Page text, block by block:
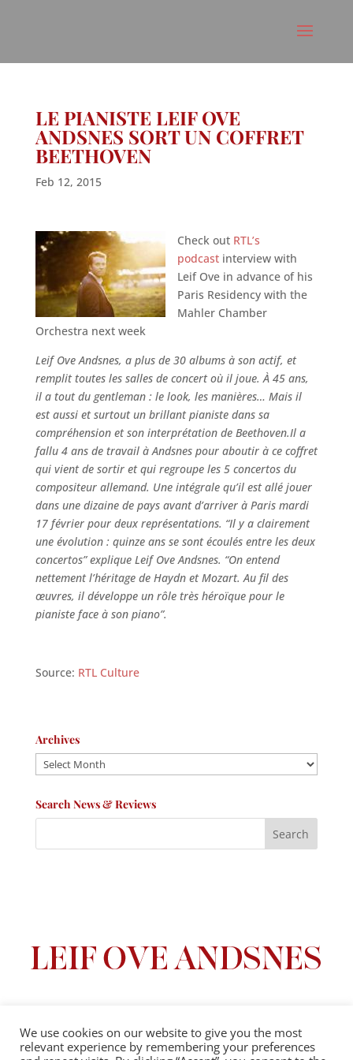
LE PIANISTE LEIF OVE
ANDSNES SORT UN COFFRET
BEETHOVEN
Feb 12, 2015
Check out RTL’s
podcastinterview with
Leif Ove in advance of his
Paris Residency with the
Mahler Chamber
Orchestra next week
Leif Ove Andsnes, a plus de 30 albums à son actif, et
remplit toutes les salles de concert où il joue. À 45 ans,
il a tout du gentleman : le look, les manières… Mais il
est aussi et surtout un brillant pianiste dans sa
compréhension et son interprétation de Beethoven.Il a
fallu 4 ans de travail à Andsnes pour aboutir à ce coffret
qui vient de sortir et qui regroupe les 5 concertos du
compositeur allemand. Une intégrale qu’il est allé jouer
dans une dizaine de pays avant d’arriver à Paris mardi
17 février pour deux représentations. “Il y a clairement
une évolution : quinze ans se sont écoulés entre les deux
concertos” explique Leif Ove Andsnes. “On entend
nettement l’héritage de Haydn et Mozart. Au fil des
œuvres, il développe un rôle très héroïque pour le
pianiste face à son piano”.
Source: RTL Culture
Archives
Archives
Search News & Reviews
Privacy Policy|Terms And Conditions
We use cookies on our website to give you the most
relevant experience by remembering your preferences